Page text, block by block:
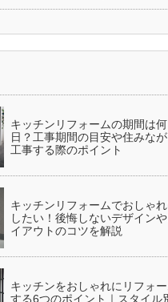
キッチンリフォームの期間は何
日？工事期間の目安や住みなが
工事する際のポイント
キッチンリフォームでおしゃれ
したい！後悔しないデザイン
イアウトのコツを解説
キッチンをおしゃれにリフォー
する6つのポイント｜スタイル